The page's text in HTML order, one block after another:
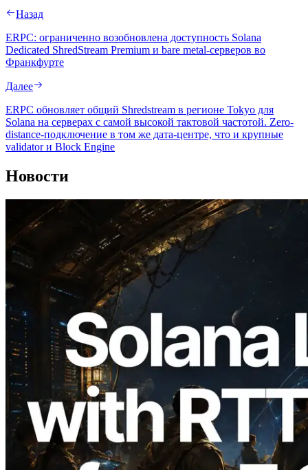
Назад
ERPC: ограниченно возобновлена доступность Solana
Dedicated ShredStream Premium и bare metal-серверов во
Франкфурте
Далее
ERPC обновляет общий Shredstream в регионе Tokyo для
Solana на серверах с самой высокой тактовой частотой. Zero-
distance-подключение в том же дата-центре, что и крупные
validator и Block Engine
Новости
2026.08.05
ERPC расширяет Solana Leader Slot
API измерением ping из 7 глобальных
регионов — также запущен Validators
Information API